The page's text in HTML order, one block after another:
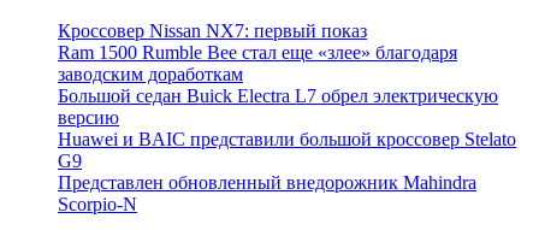
Кроссовер Nissan NX7: первый показ
Ram 1500 Rumble Bee стал еще «злее» благодаря
заводским доработкам
Большой седан Buick Electra L7 обрел электрическую
версию
Huawei и BAIC представили большой кроссовер Stelato
G9
Представлен обновленный внедорожник Mahindra
Scorpio-N